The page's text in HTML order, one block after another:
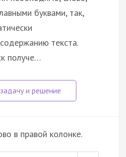
буквами, так,
текста.
получе…
в правой колонке.